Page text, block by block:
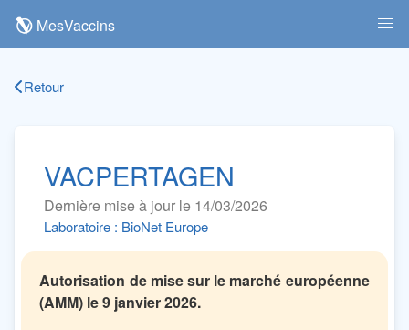
MesVaccins
Retour
VACPERTAGEN
Dernière mise à jour le 14/03/2026
Laboratoire : BioNet Europe
Autorisation de mise sur le marché européenne
(AMM) le 9 janvier 2026.